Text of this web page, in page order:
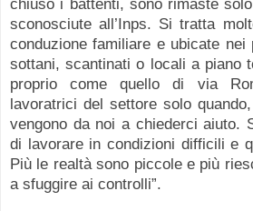
sconosciute all’Inps. Si tratta
conduzione familiare e ubicate nei
sottani, scantinati o locali a piano
proprio come quello di via
lavoratrici del settore solo
vengono da noi a chiederci aiuto.
di lavorare in condizioni difficili e
Più le realtà sono piccole e più
a sfuggire ai controlli”.